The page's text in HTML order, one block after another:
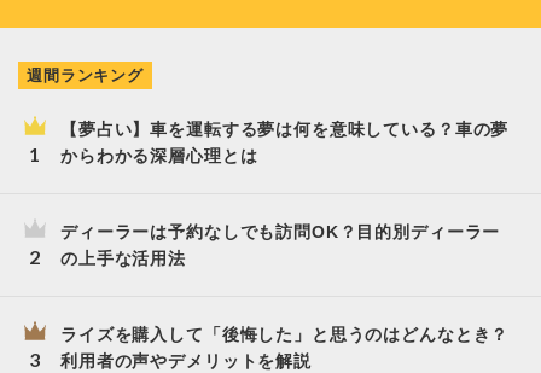
週間ランキング
【夢占い】車を運転する夢は何を意味している？車の夢
からわかる深層心理とは
ディーラーは予約なしでも訪問OK？目的別ディーラー
の上手な活用法
ライズを購入して「後悔した」と思うのはどんなとき？
利用者の声やデメリットを解説